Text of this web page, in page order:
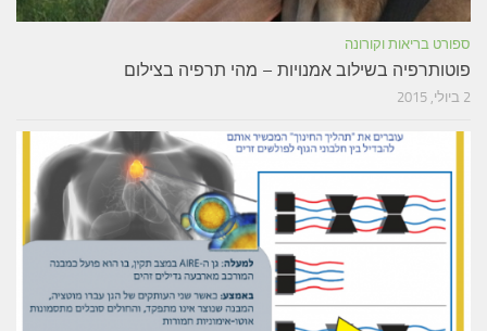
ספורט בריאות וקורונה
פוטותרפיה בשילוב אמנויות – מהי תרפיה בצילום
2 ביולי, 2015